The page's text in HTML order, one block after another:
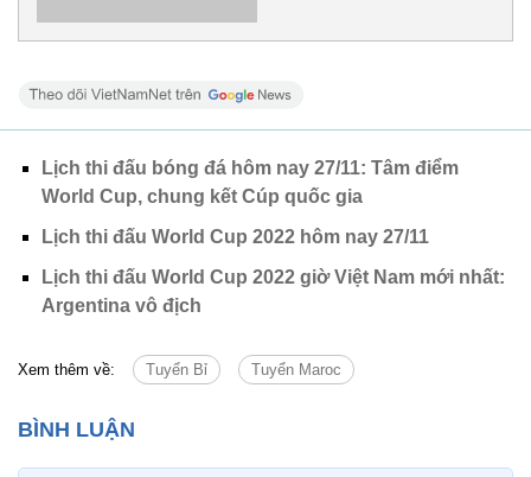
Lịch thi đấu bóng đá hôm nay 27/11: Tâm điểm
World Cup, chung kết Cúp quốc gia
Lịch thi đấu World Cup 2022 hôm nay 27/11
Lịch thi đấu World Cup 2022 giờ Việt Nam mới nhất:
Argentina vô địch
Xem thêm về: Tuyển Bỉ Tuyển Maroc